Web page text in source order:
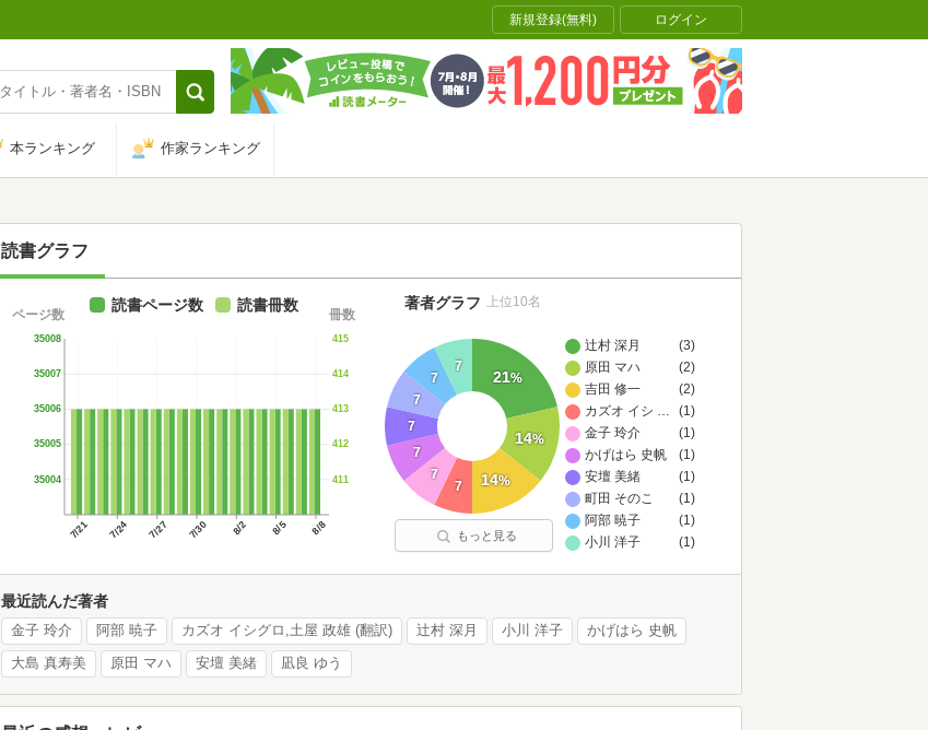
新規登録(無料) ログイン
本ランキング 作家ランキング
読書グラフ
7/21 7/24 7/27 7/30 8/2 8/5 8/8
35004
35005
35006
35007
35008
ページ数
411
412
413
414
415
冊数
読書ページ数 読書冊数
辻村 深月
(3)
原田 マハ
(2)
吉田 修一
(2)
カズオ イシグロ,土屋 政雄 (翻訳)
(1)
…
金子 玲介
(1)
かげはら 史帆
(1)
安壇 美緒
(1)
町田 そのこ
(1)
阿部 暁子
(1)
小川 洋子
(1)
21%
14%
14%
7
7
7
7
7
7
7
著者グラフ 上位10名
もっと見る
最近読んだ著者
金子 玲介 阿部 暁子 カズオ イシグロ,土屋 政雄 (翻訳) 辻村 深月 小川 洋子 かげはら 史帆
大島 真寿美 原田 マハ 安壇 美緒 凪良 ゆう